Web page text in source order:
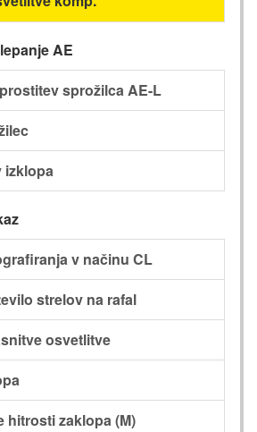
AE
sprožilca AE-L
izklopa
v načinu CL
strelov na rafal
osvetlitve
hitrosti zaklopa (M)